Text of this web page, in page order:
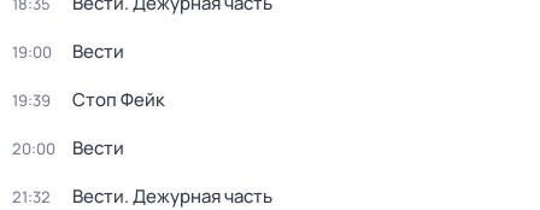
19:00 Вести
19:39 Стоп Фейк
20:00 Вести
21:32 Вести. Дежурная часть